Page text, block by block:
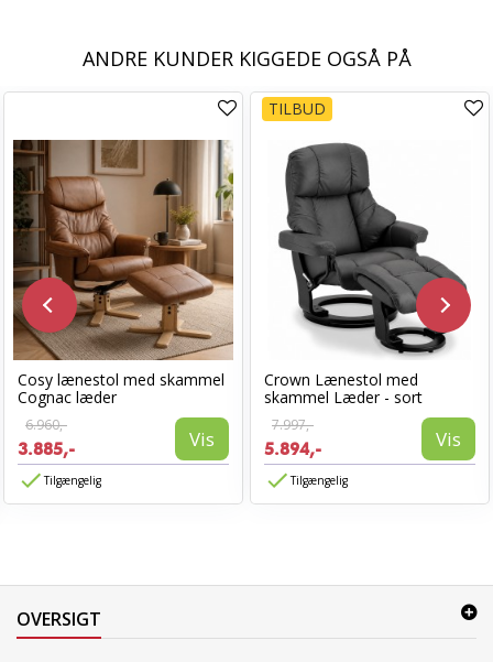
ANDRE KUNDER KIGGEDE OGSÅ PÅ
Cosy lænestol med skammel
Cognac læder
6.960,-
3.885,- Vis
Tilgængelig
TILBUD
Crown Lænestol med
skammel Læder - sort
7.997,-
5.894,- Vis
Tilgængelig
OVERSIGT